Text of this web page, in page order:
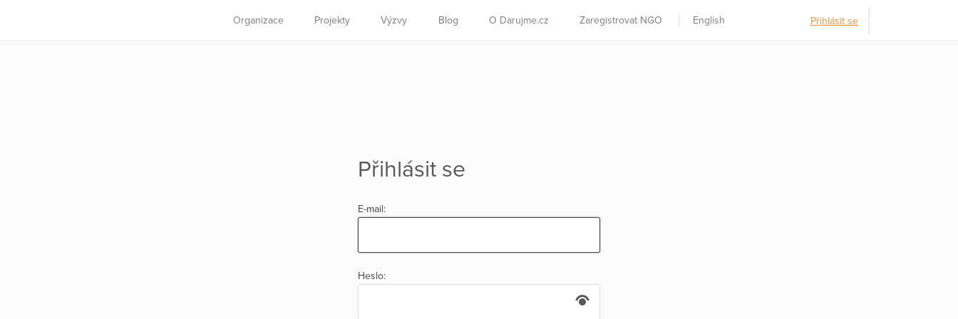
Organizace Projekty Výzvy Blog O Darujme.cz Zaregistrovat NGO English Přihlásit se
Přihlásit se
E-mail:
Heslo: